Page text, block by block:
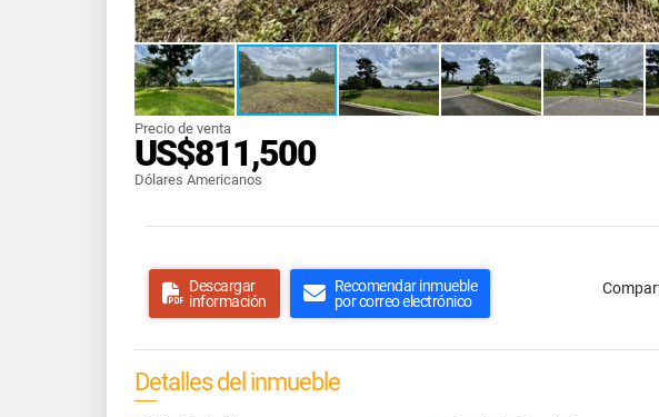
Precio de venta
US$811,500
Dólares Americanos
Descargar
información
Recomendar inmueble
por correo electrónico
Detalles del inmueble